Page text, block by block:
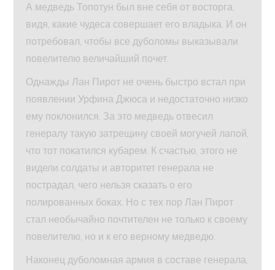
А медведь Топотун был вне себя от восторга,
видя, какие чудеса совершает его владыка. И он
потребовал, чтобы все дуболомы выказывали
повелителю величайший почет.
Однажды Лан Пирот не очень быстро встал при
появлении Урфина Джюса и недостаточно низко
ему поклонился. За это медведь отвесил
генералу такую затрещину своей могучей лапой,
что тот покатился кубарем. К счастью, этого не
видели солдаты и авторитет генерала не
пострадал, чего нельзя сказать о его
полированных боках. Но с тех пор Лан Пирот
стал необычайно почтителен не только к своему
повелителю, но и к его верному медведю.
Наконец дуболомная армия в составе генерала,